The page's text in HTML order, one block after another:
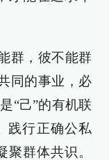
群，彼不能群
同的事业，必
“己”的有机联
践行正确公私
群体共识。